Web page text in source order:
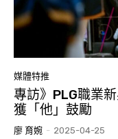
媒體特推
專訪》PLG職業
獲「他」鼓勵
廖 育婉 - 2025-04-25